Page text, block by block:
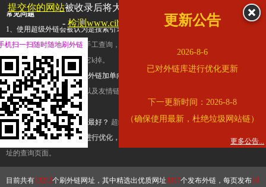
常见问题
1、使用超级外链会被认为是搜索引擎优化作弊吗？ 超级外链只是一个简便而集成
查询工具，模拟的是正常手工查询，不是作弊。如果是作弊，那您可以使用超级外
推广竞争对手的网址，让它k掉。
2、网站优化单纯依靠超级外链加单向链接可行吗？
链，需要结合普通的外链以及友情链接，您可以到站长论坛发布外链，到友情链接
台交换友情链接。
3、如何使用超级外链效果最好？ 超级外链不同于普通的外链，它是动态的链接，
有频繁使用超级外链工具进行优化，才能获得稳定的外链
，最终使搜索引擎收录带
址的查询页面。
目前共有13212个刷外链网址，其中精选出优质网址3317个发布外链，每页发布10
提交你的网站被收录后将大幅提升流量和外链，
查看展示页面
- 检测www.cihai123.com是否收录
更新公告
2026-8-6
已对外链库进行优化更新
下一更新时间：2026-8-8
（确保使用最新，杜绝垃圾网站链）
更多公告...
机扫一扫随时随地刷外链